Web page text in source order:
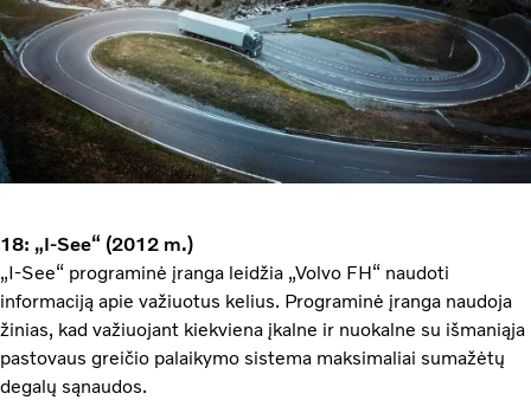
18: „I-See“ (2012 m.)
„I-See“ programinė įranga leidžia „Volvo FH“ naudoti
informaciją apie važiuotus kelius. Programinė įranga naudoja
žinias, kad važiuojant kiekviena įkalne ir nuokalne su išmaniąja
pastovaus greičio palaikymo sistema maksimaliai sumažėtų
degalų sąnaudos.